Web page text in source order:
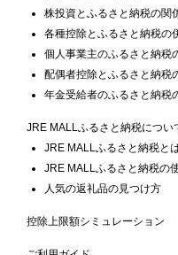
株投資とふるさと納税の関
各種控除とふるさと納税の
個人事業主のふるさと納税
配偶者控除とふるさと納税
年金受給者のふるさと納税
JRE MALLふるさと納税につい
JRE MALLふるさと納税と
JRE MALLふるさと納税の
人気の返礼品の見つけ方
控除上限額シミュレーション